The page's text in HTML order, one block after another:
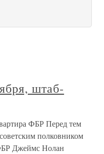
штаб-
ФБР Перед тем
полковником
Джеймс Нолан